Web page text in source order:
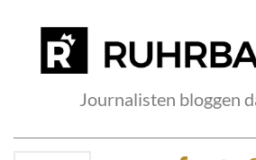
Journalisten bloggen